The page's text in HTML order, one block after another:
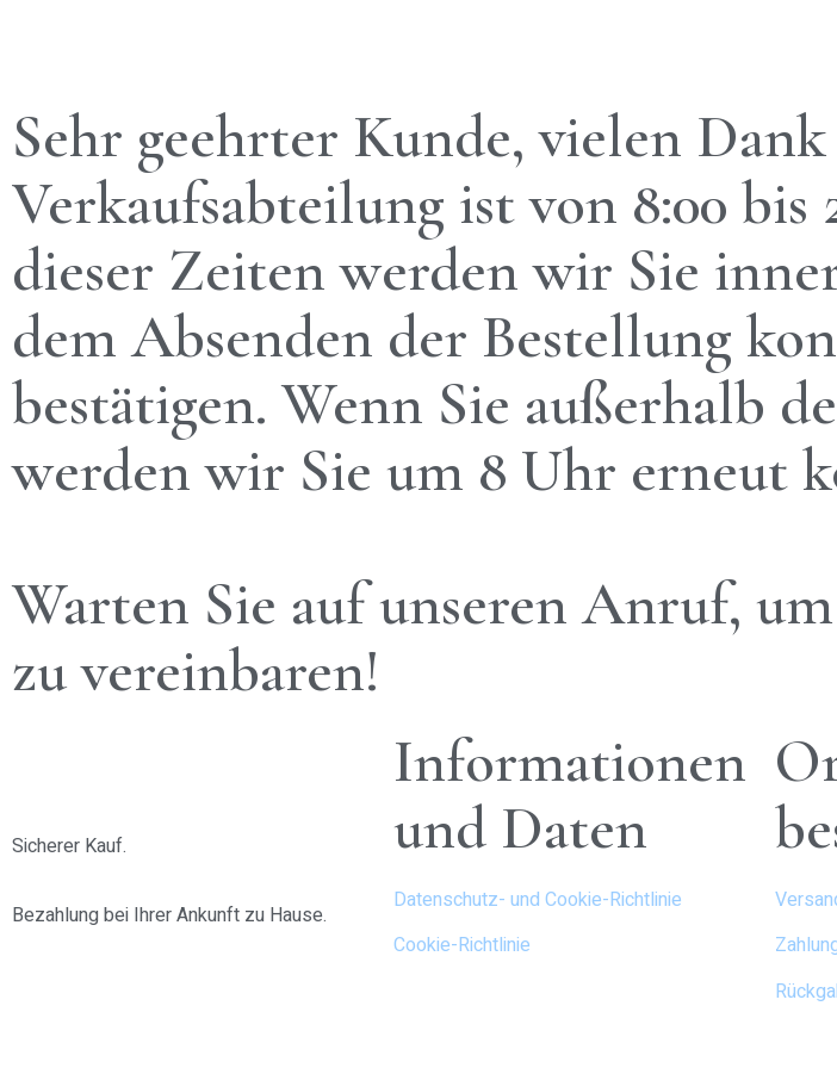
Sehr geehrter Kunde, vielen
Verkaufsabteilung ist von 8:00 bis
dieser Zeiten werden wir Sie
dem Absenden der Bestellung
bestätigen. Wenn Sie außerhalb
werden wir Sie um 8 Uhr erneut
Warten Sie auf unseren Anruf,
zu vereinbaren!
Sicherer Kauf.
Bezahlung bei Ihrer Ankunft zu Hause.
Informationen
und Daten
Datenschutz- und Cookie-Richtlinie
Cookie-Richtlinie